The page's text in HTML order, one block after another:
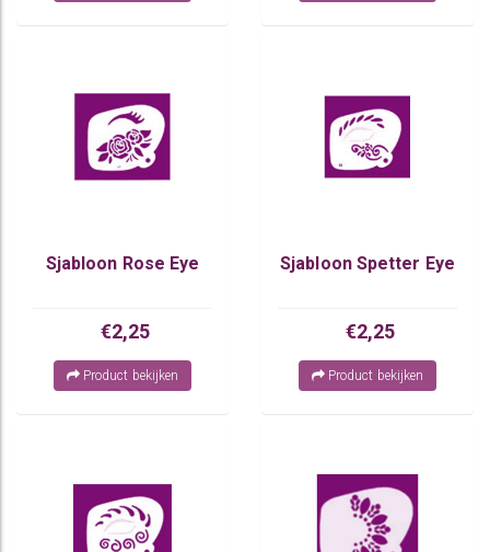
Sjabloon Rose Eye
€2,25
Product bekijken
Sjabloon Spetter Eye
€2,25
Product bekijken